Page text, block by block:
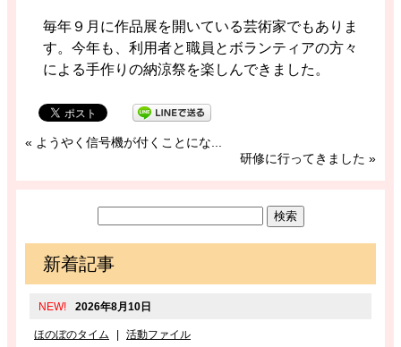
毎年９月に作品展を開いている芸術家でもありま
す。今年も、利用者と職員とボランティアの方々
による手作りの納涼祭を楽しんできました。
« ようやく信号機が付くことにな...
研修に行ってきました »
新着記事
NEW! 2026年8月10日
ほのぼのタイム 活動ファイル